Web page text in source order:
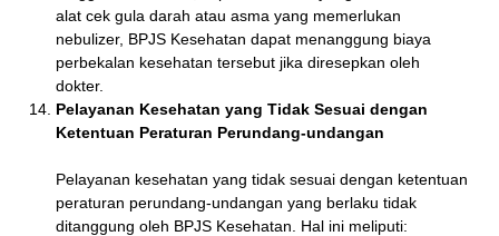
alat cek gula darah atau asma yang memerlukan
nebulizer, BPJS Kesehatan dapat menanggung biaya
perbekalan kesehatan tersebut jika diresepkan oleh
dokter.
Pelayanan Kesehatan yang Tidak Sesuai dengan
Ketentuan Peraturan Perundang-undangan
Pelayanan kesehatan yang tidak sesuai dengan ketentuan
peraturan perundang-undangan yang berlaku tidak
ditanggung oleh BPJS Kesehatan. Hal ini meliputi: